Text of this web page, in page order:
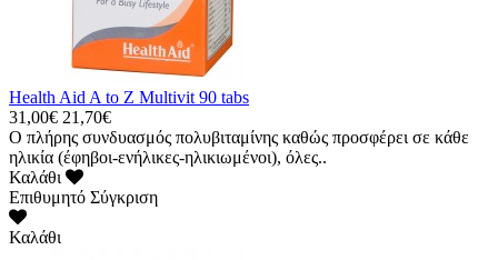
Health Aid A to Z Multivit 90 tabs
31,00€ 21,70€
Ο πλήρης συνδυασμός πολυβιταμίνης καθώς προσφέρει σε κάθε
ηλικία (έφηβοι-ενήλικες-ηλικιωμένοι), όλες..
Καλάθι
Επιθυμητό Σύγκριση
Καλάθι